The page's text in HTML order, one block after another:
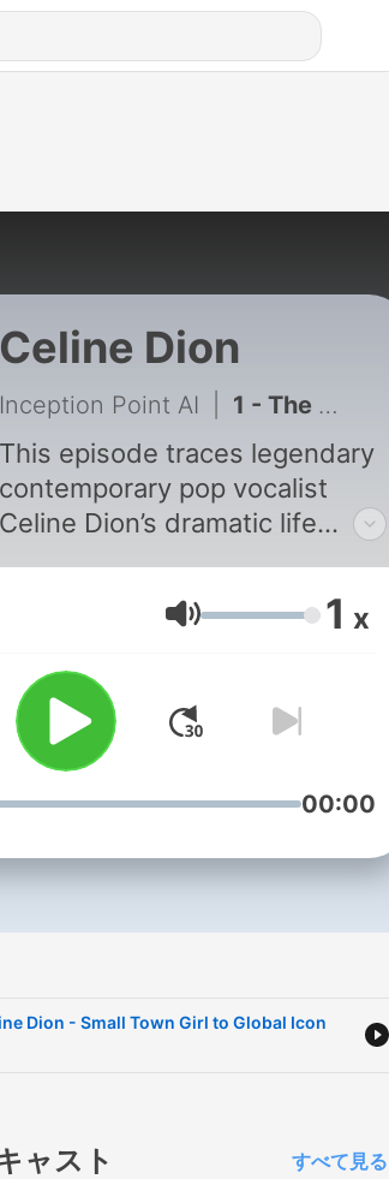
Celine Dion
Inception Point AI 1 - The Incredible Journey of Celine Dion - Small Town Girl to Global Icon
This episode traces legendary
contemporary pop vocalist
Celine Dion’s dramatic life
as the baby of a large French-
Canadian family where her
were first discovered
performing in local piano bars
around her rural Quebec
We follow young
family friend-turned-
her talent at just age 12,
her meteoric rise to
Francophone stardom on early
decades filling arenas
音量 1 x
00:00
Dion - Small Town Girl to Global Icon
ャスト すべて見る